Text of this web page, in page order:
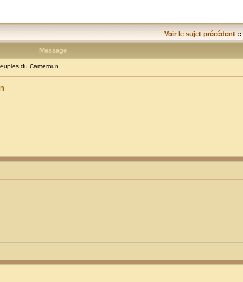
Voir le sujet précédent ::
Message
du Cameroun